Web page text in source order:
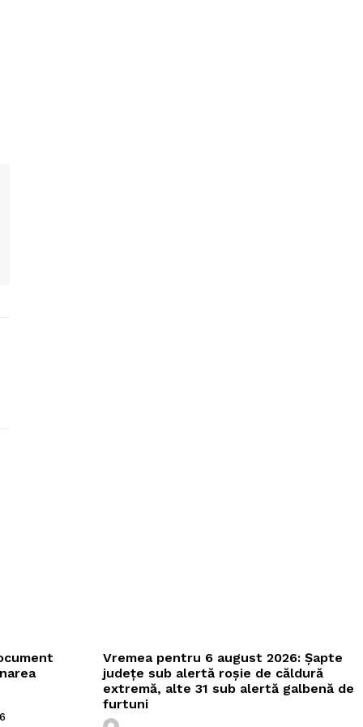
Vremea pentru 6 august 2026: Șapte
județe sub alertă roșie de căldură
extremă, alte 31 sub alertă galbenă de
furtuni